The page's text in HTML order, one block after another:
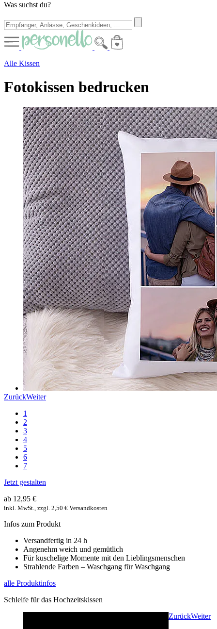
Was suchst du?
Alle Kissen
Fotokissen bedrucken
ZurückWeiter
1
2
3
4
5
6
7
Jetzt gestalten
ab 12,95 €
inkl. MwSt., zzgl. 2,50 € Versandkosten
Infos zum Produkt
Versandfertig in 24 h
Angenehm weich und gemütlich
Für kuschelige Momente mit den Lieblingsmenschen
Strahlende Farben – Waschgang für Waschgang
alle Produktinfos
Schleife für das Hochzeitskissen
ZurückWeiter